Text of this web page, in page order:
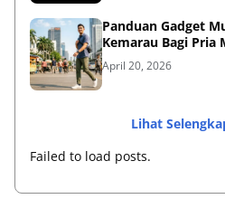
Panduan Gadget
Kemarau Bagi Pria
April 20, 2026
Lihat
Failed to load posts.